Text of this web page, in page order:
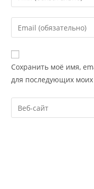
свое
имя
или
пользователя,
чтобы
прокомментировать
Введите
свой
email-
адрес,
чтобы
прокомментировать
Сохранить моё имя,
для последующих
Введите
URL